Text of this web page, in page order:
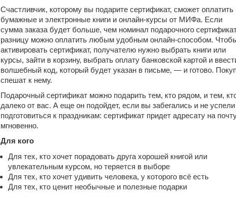
Счастливчик, которому вы подарите сертификат, сможет оплатить
бумажные и электронные книги и онлайн-курсы от МИФа. Если
сумма заказа будет больше, чем номинал подарочного
разницу можно оплатить любым удобным онлайн-способом.
активировать сертификат, получателю нужно выбрать книги или
курсы, зайти в корзину, выбрать оплату банковской картой и
волшебный код, который будет указан в письме, — и готово.
спешат к нему.
Подарочный сертификатможно подарить тем, кто рядом, и тем,
далеко от вас. А еще он подойдет, если вы забегались и не успели
подготовиться к праздникам: сертификатпридет адресату на
мгновенно.
Для кого
Для тех, кто хочет порадовать друга хорошей книгой или
увлекательным курсом, но теряется в выборе
Для тех, кто хочет удивить человека, у которого всё есть
Для тех, кто ценит необычные и полезные подарки